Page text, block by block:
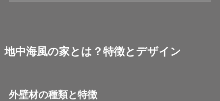
地中海風の家とは？特徴とデザイン
外壁材の種類と特徴